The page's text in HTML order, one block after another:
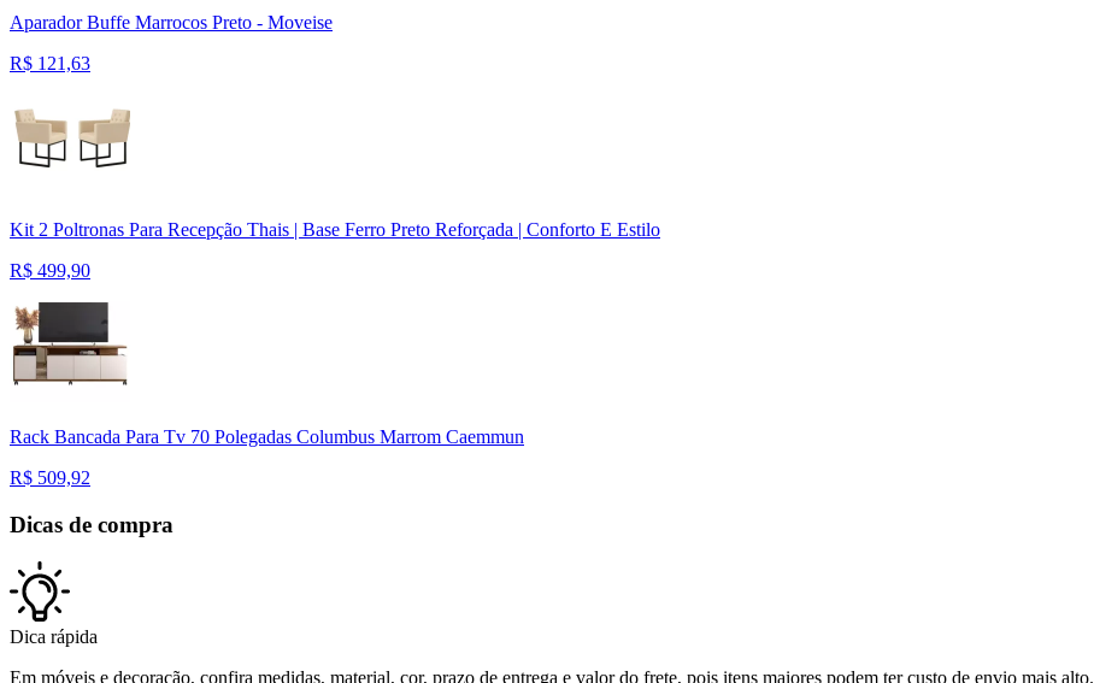
Aparador Buffe Marrocos Preto - Moveise
R$ 121,63
Kit 2 Poltronas Para Recepção Thais | Base Ferro Preto Reforçada | Conforto E Estilo
R$ 499,90
Rack Bancada Para Tv 70 Polegadas Columbus Marrom Caemmun
R$ 509,92
Dicas de compra
Dica rápida
Em móveis e decoração, confira medidas, material, cor, prazo de entrega e valor do frete, pois itens maiores podem ter custo de envio mais alto.